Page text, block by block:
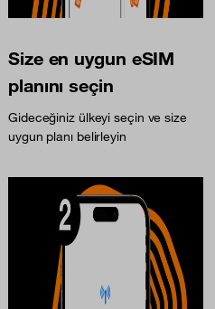
Size en uygun eSIM
planını seçin
Gideceğiniz ülkeyi seçin ve size
uygun planı belirleyin